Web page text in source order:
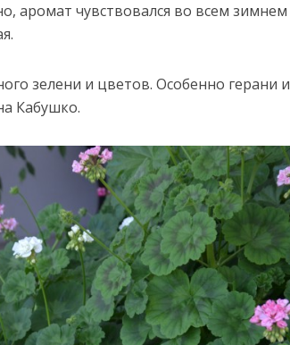
аромат чувствовался во всем зимнем
зелени и цветов. Особенно герани и
Кабушко.